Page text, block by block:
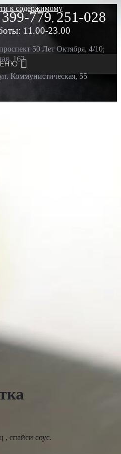
к содержимому
399-779, 251-028
11.00-23.00
50 Лет Октября, 4/10;
162
Коммунистическая, 55
, спайси соус.